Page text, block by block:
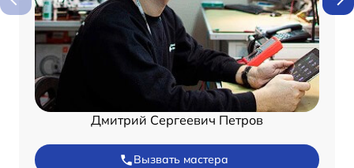
Дмитрий Сергеевич Петров
Вызвать мастера